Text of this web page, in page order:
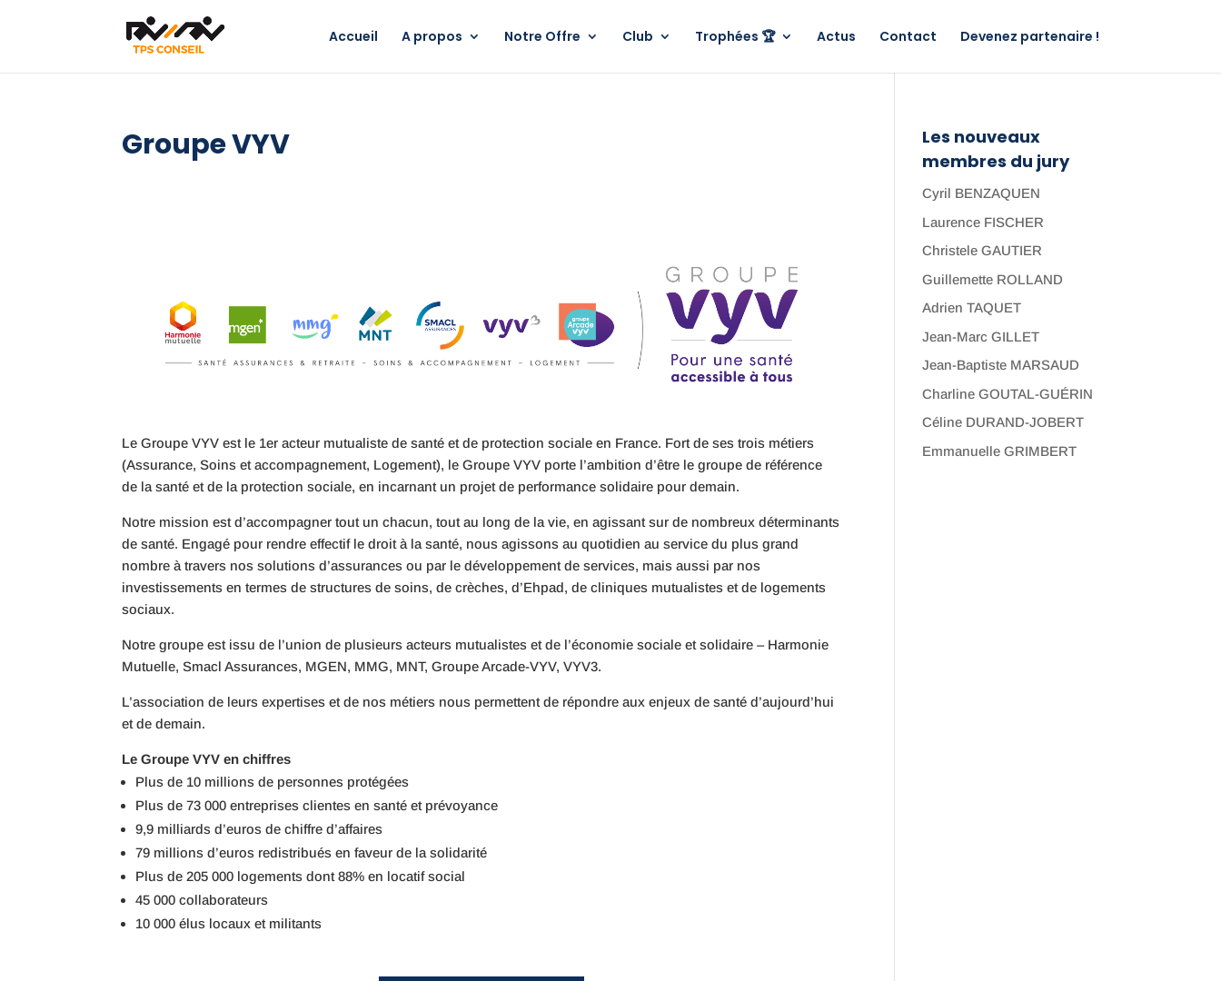
Accueil A propos Notre Offre Club Trophées 🏆 Actus Contact Devenez partenaire !
Groupe VYV
Le Groupe VYV est le 1er acteur mutualiste de santé et de protection sociale en France. Fort de ses trois métiers
(Assurance, Soins et accompagnement, Logement), le Groupe VYV porte l’ambition d’être le groupe de référence
de la santé et de la protection sociale, en incarnant un projet de performance solidaire pour demain.
Notre mission est d’accompagner tout un chacun, tout au long de la vie, en agissant sur de nombreux déterminants
de santé. Engagé pour rendre effectif le droit à la santé, nous agissons au quotidien au service du plus grand
nombre à travers nos solutions d’assurances ou par le développement de services, mais aussi par nos
investissements en termes de structures de soins, de crèches, d’Ehpad, de cliniques mutualistes et de logements
sociaux.
Notre groupe est issu de l’union de plusieurs acteurs mutualistes et de l’économie sociale et solidaire – Harmonie
Mutuelle, Smacl Assurances, MGEN, MMG, MNT, Groupe Arcade-VYV, VYV3.
L’association de leurs expertises et de nos métiers nous permettent de répondre aux enjeux de santé d’aujourd’hui
et de demain.
Le Groupe VYV en chiffres
Plus de 10 millions de personnes protégées
Plus de 73 000 entreprises clientes en santé et prévoyance
9,9 milliards d’euros de chiffre d’affaires
79 millions d’euros redistribués en faveur de la solidarité
Plus de 205 000 logements dont 88% en locatif social
45 000 collaborateurs
10 000 élus locaux et militants
Les nouveaux
membres du jury
Cyril BENZAQUEN
Laurence FISCHER
Christele GAUTIER
Guillemette ROLLAND
Adrien TAQUET
Jean-Marc GILLET
Jean-Baptiste MARSAUD
Charline GOUTAL-GUÉRIN
Céline DURAND-JOBERT
Emmanuelle GRIMBERT